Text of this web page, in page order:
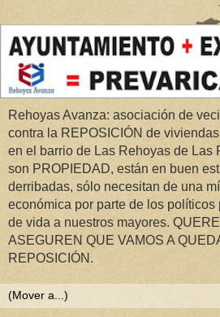
Rehoyas Avanza: asociación de
contra la REPOSICIÓN de
en el barrio de Las Rehoyas de Las
son PROPIEDAD, están en buen
derribadas, sólo necesitan de una
económica por parte de los políticos
de vida a nuestros mayores.
ASEGUREN QUE VAMOS A
REPOSICIÓN.